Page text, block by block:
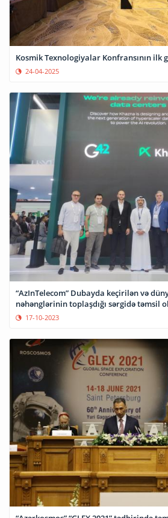
Kosmik Texnologiyalar Konfransının ilk
24-04-2025
“AzInTelecom” Dubayda keçirilən və
nəhənglərinin toplaşdığı sərgidə təmsil
17-10-2023